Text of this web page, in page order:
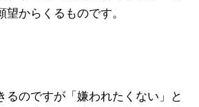
望からくるものです。
るのですが「嫌われたくない」と